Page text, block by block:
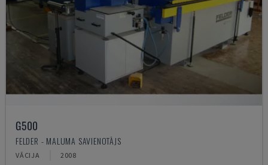
G500
FELDER - MALUMA SAVIENOTĀJS
VĀCIJA 2008